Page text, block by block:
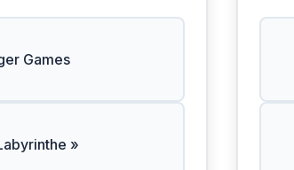
Games
»